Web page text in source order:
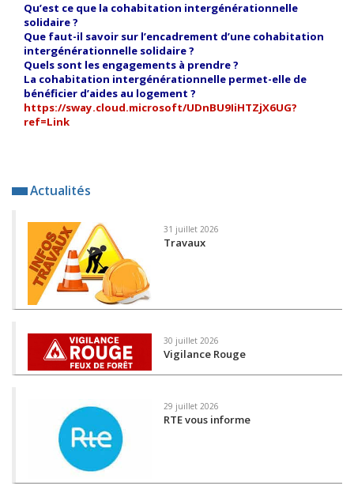
Qu’est ce que la cohabitation intergénérationnelle
solidaire ?
Que faut-il savoir sur l’encadrement d’une cohabitation
intergénérationnelle solidaire ?
Quels sont les engagements à prendre ?
La cohabitation intergénérationnelle permet-elle de
bénéficier d’aides au logement ?
https://sway.cloud.microsoft/UDnBU9IiHTZjX6UG?
ref=Link
Actualités
31 juillet 2026
Travaux
30 juillet 2026
Vigilance Rouge
29 juillet 2026
RTE vous informe